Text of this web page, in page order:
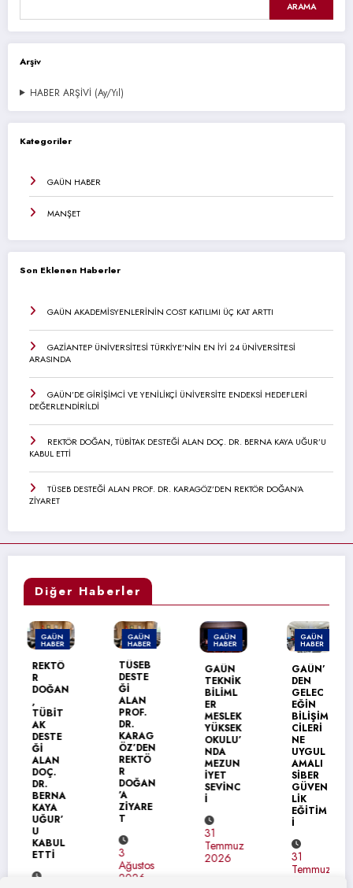
ARAMA
Arşiv
HABER ARŞİVİ (Ay/Yıl)
Kategoriler
GAÜN HABER
MANŞET
Son Eklenen Haberler
GAÜN AKADEMİSYENLERİNİN COST KATILIMI ÜÇ KAT ARTTI
GAZİANTEP ÜNİVERSİTESİ TÜRKİYE’NİN EN İYİ 24 ÜNİVERSİTESİ
ARASINDA
GAÜN’DE GİRİŞİMCİ VE YENİLİKÇİ ÜNİVERSİTE ENDEKSİ HEDEFLERİ
DEĞERLENDİRİLDİ
REKTÖR DOĞAN, TÜBİTAK DESTEĞİ ALAN DOÇ. DR. BERNA KAYA UĞUR’U
KABUL ETTİ
TÜSEB DESTEĞİ ALAN PROF. DR. KARAGÖZ’DEN REKTÖR DOĞAN’A
ZİYARET
Diğer Haberler
GAÜN
HABER
REKTÖ
R
DOĞAN
TÜBİT
AK
DESTE
Ğİ
ALAN
DOÇ.
DR.
BERNA
KAYA
UĞUR’
U
KABUL
ETTİ
GAÜN
HABER
TÜSEB
DESTE
Ğİ
ALAN
PROF.
DR.
KARAG
ÖZ’DEN
REKTÖ
R
DOĞAN
’A
ZİYARE
T
3
Ağustos
2026
GAÜN
HABER
GAÜN
TEKNİK
BİLİML
ER
MESLEK
YÜKSEK
OKULU’
NDA
MEZUN
İYET
SEVİNC
31
Temmuz
2026
GAÜN
HABER
GAÜN’
DEN
GELEC
EĞİN
BİLİŞİM
CİLERİ
NE
UYGUL
AMALI
SİBER
GÜVEN
LİK
EĞİTİM
31
Temmuz